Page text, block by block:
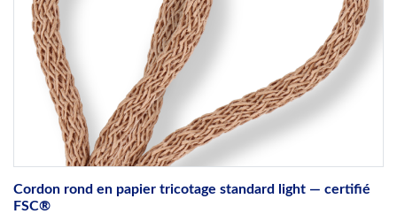
Cordon rond en papier tricotage standard light — certifié
FSC®